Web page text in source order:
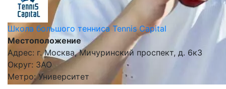
Школа большого тенниса Tennis Capital
Местоположение
Адрес: г. Москва, Мичуринский проспект, д. 6к3
Округ: ЗАО
Метро: Университет